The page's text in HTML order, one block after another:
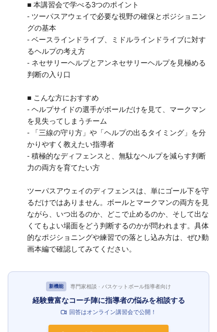
■ 本講習会で学べる3つのポイント
- ツーパスアウェイで必要な視野の確保とポジショニン
グの基本
- ベースラインドライブ、ミドルラインドライブに対す
るヘルプの考え方
- ネセサリーヘルプとアンネセサリーヘルプを見極める
判断の入り口
■ こんな方におすすめ
- ヘルプサイドの選手がボールだけを見て、マークマン
を見失ってしまうチーム
- 「三線の守り方」や「ヘルプの出るタイミング」を分
かりやすく教えたい指導者
- 積極的なディフェンスと、無駄なヘルプを減らす判断
力の両方を育てたい方
ツーパスアウェイのディフェンスは、単にゴール下を守
るだけではありません。ボールとマークマンの両方を見
ながら、いつ出るのか、どこで止めるのか、そして出な
くてもよい場面をどう判断するのかが問われます。具体
的なポジショニングや練習での落とし込み方は、ぜひ動
画本編で確認してみてください。
新機能 専門家相談 · バスケットボール指導者向け
経験豊富なコーチ陣に指導者の悩みを相談する
回答はオンライン講習会で公開！